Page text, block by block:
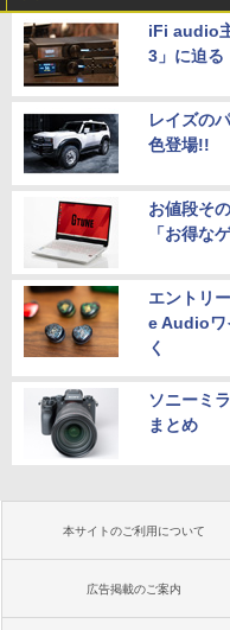
iFi audio
3」に迫る
レイズの
色登場!!
お値段そ
「お得な
エントリ
e Audioワ
く
ソニーミ
まとめ
本サイトのご利用について
広告掲載のご案内